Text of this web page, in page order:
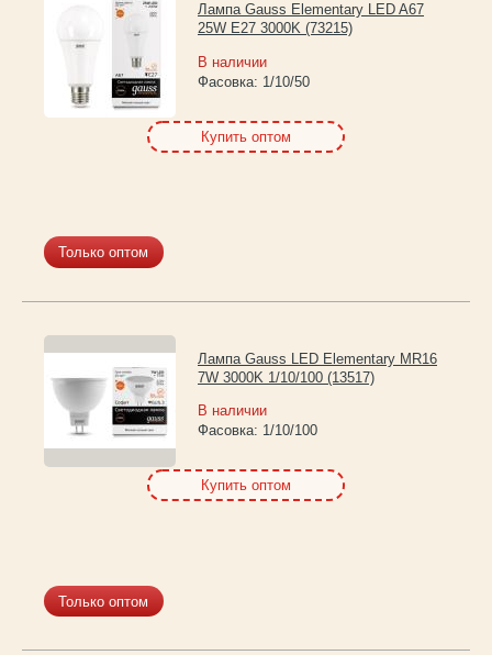
Лампа Gauss Elementary LED A67
25W E27 3000K (73215)
В наличии
Фасовка: 1/10/50
Купить оптом
Только оптом
Лампа Gauss LED Elementary MR16
7W 3000K 1/10/100 (13517)
В наличии
Фасовка: 1/10/100
Купить оптом
Только оптом